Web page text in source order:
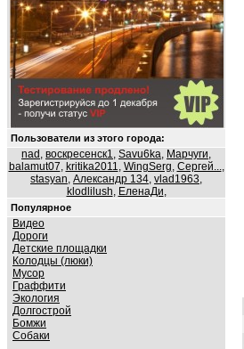
Пользователи из этого города:
nad , воскресенск1, Savu6ka, Марчуги,
balamut07, kritika2011, WingSerg, Сергей...,
stasyan, Александр 134, vlad1963,
klodlilush, ЕленаДи,
Популярное
Видео
Дороги
Детские площадки
Колодцы (люки)
Мусор
Граффити
Экология
Долгострой
Бомжи
Собаки